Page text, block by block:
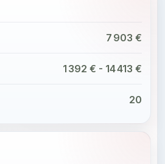
7 903 €
1 392 € - 14 413 €
20